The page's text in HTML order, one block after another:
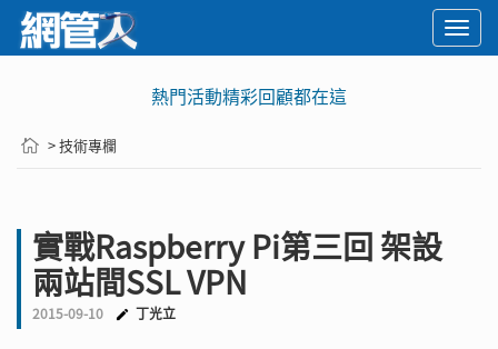
熱門活動精彩回顧都在這
> 技術專欄
實戰Raspberry Pi第三回 架設
兩站間SSL VPN
2015-09-10 丁光立